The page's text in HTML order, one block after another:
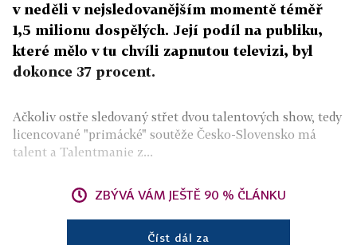
v neděli v nejsledovanějším momentě téměř
1,5 milionu dospělých. Její podíl na publiku,
které mělo v tu chvíli zapnutou televizi, byl
dokonce 37 procent.
Ačkoliv ostře sledovaný střet dvou talentových show, tedy
licencované "primácké" soutěže Česko-Slovensko má
talent a Talentmanie z...
ZBÝVÁ VÁM JEŠTĚ 90 % ČLÁNKU
Číst dál za